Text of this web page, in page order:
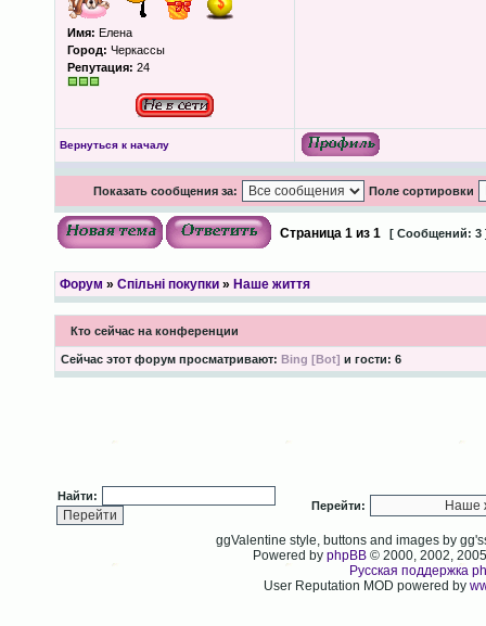
Имя: Елена
Город: Черкассы
Репутация: 24
Вернуться к началу
Показать сообщения за: Поле сортировки
Страница 1из 1 [ Сообщений: 3
Форум » Спільні покупки» Наше життя
Кто сейчас на конференции
Сейчас этот форум просматривают: Bing [Bot] и гости: 6
Найти:
Перейти:
ggValentine style, buttons and images by
Powered byphpBB © 2000, 2002,
Русская поддержка
User Reputation MOD powered by